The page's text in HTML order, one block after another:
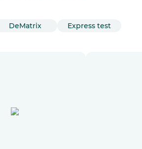
DeMatrix Express test